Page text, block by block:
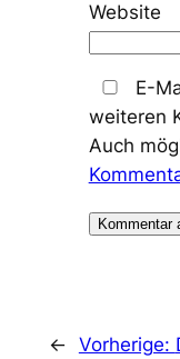
Website
E-
weiteren
Auch
← Vorherige: